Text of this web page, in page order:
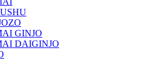
GINJO
DAIGINJO